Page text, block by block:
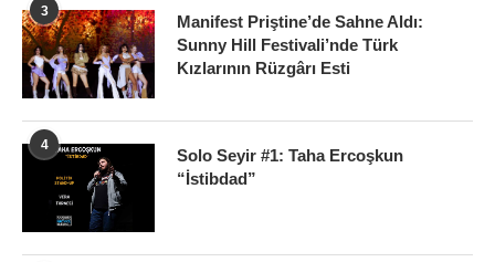
3
Manifest Priştine’de Sahne Aldı:
Sunny Hill Festivali’nde Türk
Kızlarının Rüzgârı Esti
4
Solo Seyir #1: Taha Ercoşkun
“İstibdad”